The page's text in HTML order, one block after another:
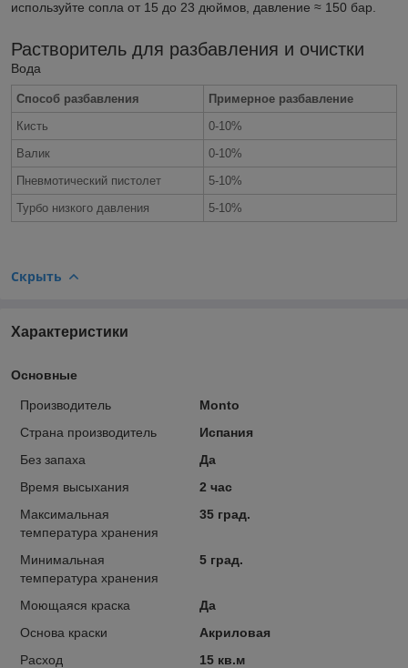
используйте сопла от 15 до 23 дюймов, давление ≈ 150 бар.
Растворитель для разбавления и очистки
Вода
Способ разбавления
Примерное разбавление
Кисть
0-10%
Валик
0-10%
Пневмотический пистолет
5-10%
Турбо низкого давления
5-10%
Скрыть
Характеристики
Основные
Производитель
Monto
Страна производитель
Испания
Без запаха
Да
Время высыхания
2 час
Максимальная
температура хранения
35 град.
Минимальная
температура хранения
5 град.
Моющаяся краска
Да
Основа краски
Акриловая
Расход
15 кв.м